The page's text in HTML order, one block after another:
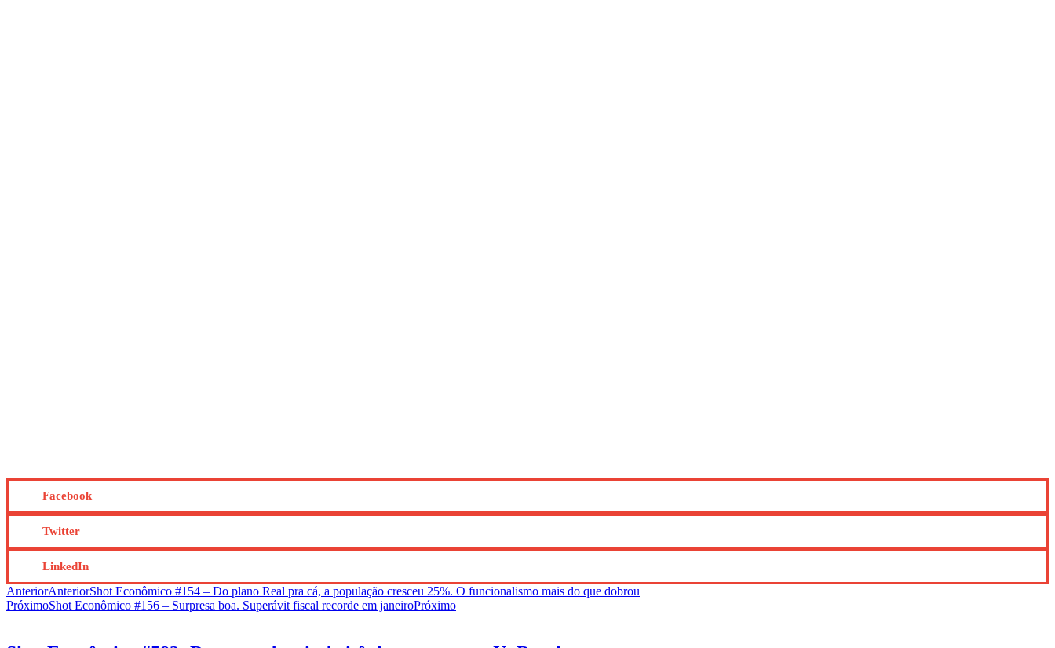
Facebook
Twitter
LinkedIn
AnteriorAnteriorShot Econômico #154 – Do plano Real pra cá, a população cresceu 25%. O funcionalismo mais do que dobrou
PróximoShot Econômico #156 – Surpresa boa. Superávit fiscal recorde em janeiroPróximo